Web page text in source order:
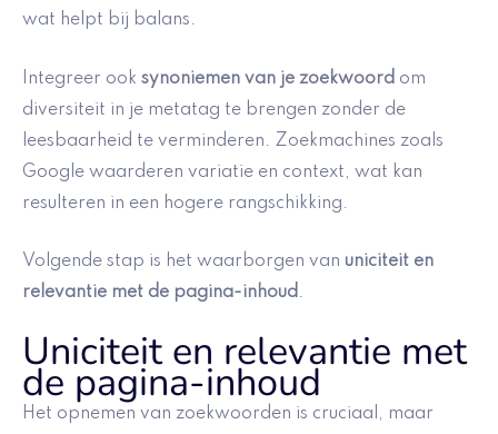
wat helpt bij balans.
Integreer ook synoniemen van je zoekwoord om
diversiteit in je metatag te brengen zonder de
leesbaarheid te verminderen. Zoekmachines zoals
Google waarderen variatie en context, wat kan
resulteren in een hogere rangschikking.
Volgende stap is het waarborgen van uniciteit en
relevantie met de pagina-inhoud.
Uniciteit en relevantie met
de pagina-inhoud
Het opnemen van zoekwoorden is cruciaal, maar